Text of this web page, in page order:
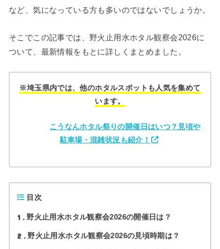
など、気になっている方も多いのではないでしょうか。
そこでこの記事では、野火止用水ホタル観察会2026に
ついて、最新情報をもとに詳しくまとめました。
※埼玉県内では、他のホタルスポットも人気を集めて
います。
こうなんホタル祭りの開催日はいつ？見頃や
駐車場・混雑状況も紹介！
目次
1 野火止用水ホタル観察会2026の開催日は？
2 野火止用水ホタル観察会2026の見頃時期は？